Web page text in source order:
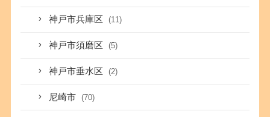
神戸市兵庫区 (11)
神戸市須磨区 (5)
神戸市垂水区 (2)
尼崎市 (70)